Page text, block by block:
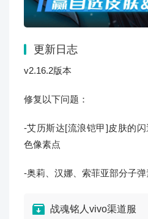
更新日志
v2.16.2版本
修复以下问题：
-艾历斯达[流浪铠甲]皮肤的
色像素点
-奥莉、汉娜、索菲亚部分子
战魂铭人vivo渠道服